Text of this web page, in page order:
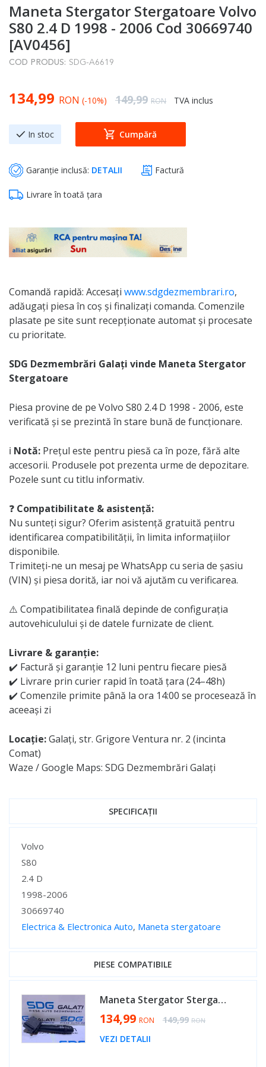
to
the
beginning
of
the
gallery
Maneta Stergator Stergatoare Volvo
S80 2.4 D 1998 - 2006 Cod 30669740
[AV0456]
COD PRODUS: SDG-A6619
Special Price
134,99 RON (-10%) Regular Price
149,99 RON TVA inclus
In stoc Cumpără
Garanție inclusă: DETALII Factură
Livrare în toată țara
Comandă rapidă: Accesați www.sdgdezmembrari.ro,
adăugați piesa în coș și finalizați comanda. Comenzile
plasate pe site sunt recepționate automat și procesate
cu prioritate.
SDG Dezmembrări Galați vinde Maneta Stergator
Stergatoare
Piesa provine de pe Volvo S80 2.4 D 1998 - 2006, este
verificată și se prezintă în stare bună de funcționare.
ℹ️ Notă: Prețul este pentru piesă ca în poze, fără alte
accesorii. Produsele pot prezenta urme de depozitare.
Pozele sunt cu titlu informativ.
❓ Compatibilitate & asistență:
Nu sunteți sigur? Oferim asistență gratuită pentru
identificarea compatibilității, în limita informațiilor
disponibile.
Trimiteți-ne un mesaj pe WhatsApp cu seria de șasiu
(VIN) și piesa dorită, iar noi vă ajutăm cu verificarea.
⚠️ Compatibilitatea finală depinde de configurația
autovehiculului și de datele furnizate de client.
Livrare & garanție:
✔️ Factură și garanție 12 luni pentru fiecare piesă
✔️ Livrare prin curier rapid în toată țara (24–48h)
✔️ Comenzile primite până la ora 14:00 se procesează în
aceeași zi
Locație:Galați, str. Grigore Ventura nr. 2 (incinta
Comat)
Waze / Google Maps: SDG Dezmembrări Galați
SPECIFICAȚII
Specificații
Volvo
S80
2.4 D
1998-2006
30669740
Electrica & Electronica Auto, Maneta stergatoare
PIESE COMPATIBILE
Maneta Stergator Stergatoare Volvo S40 2.4 D 1995 - 2012 Cod 30669740 [AV0456]
Special Price
134,99 RON Regular Price
149,99 RON
VEZI DETALII